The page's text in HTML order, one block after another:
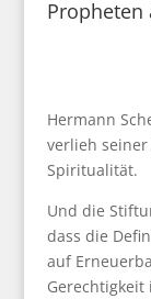
Propheten
Hermann
verlieh
Spiritualität.
Und die
dass die
auf
Gerechtigkeit